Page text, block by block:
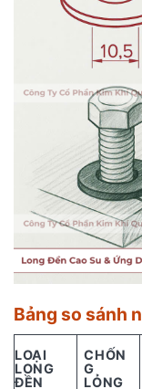
Bảng so sánh
LOẠI
LONG
ĐỀN
CHỐN
G
LỎNG